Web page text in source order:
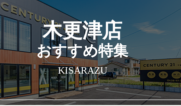
木更津店
おすすめ特集
KISARAZU